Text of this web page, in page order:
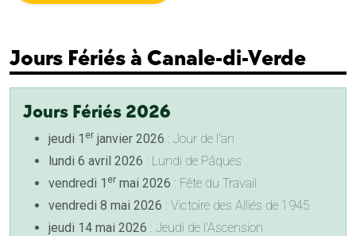
Jours Fériés à Canale-di-Verde
Jours Fériés 2026
jeudi 1 er janvier 2026 : Jour de l'an
lundi 6 avril 2026 : Lundi de Pâques
vendredi 1 er mai 2026 : Fête du Travail
vendredi 8 mai 2026 : Victoire des Alliés de 1945
jeudi 14 mai 2026 : Jeudi de l'Ascension